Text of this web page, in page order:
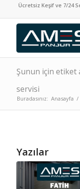
Ücretsiz Keşif ve 7/24
Şunun için etiket
servisi
Buradasınız: Anasayfa /
Yazılar